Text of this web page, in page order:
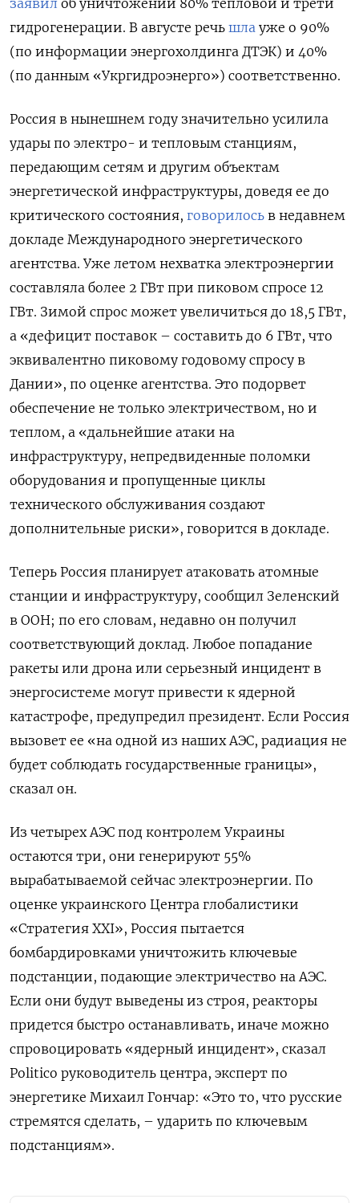
заявил об уничтожении 80% тепловой и трети
гидрогенерации. В августе речь шла уже о 90%
(по информации энергохолдинга ДТЭК) и 40%
(по данным «Укргидроэнерго») соответственно.
Россия в нынешнем году значительно усилила
удары по электро- и тепловым станциям,
передающим сетям и другим объектам
энергетической инфраструктуры, доведя ее до
критического состояния, говорилось в недавнем
докладе Международного энергетического
агентства. Уже летом нехватка электроэнергии
составляла более 2 ГВт при пиковом спросе 12
ГВт. Зимой спрос может увеличиться до 18,5 ГВт,
а «дефицит поставок – составить до 6 ГВт, что
эквивалентно пиковому годовому спросу в
Дании», по оценке агентства. Это подорвет
обеспечение не только электричеством, но и
теплом, а «дальнейшие атаки на
инфраструктуру, непредвиденные поломки
оборудования и пропущенные циклы
технического обслуживания создают
дополнительные риски», говорится в докладе.
Теперь Россия планирует атаковать атомные
станции и инфраструктуру, сообщил Зеленский
в ООН; по его словам, недавно он получил
соответствующий доклад. Любое попадание
ракеты или дрона или серьезный инцидент в
энергосистеме могут привести к ядерной
катастрофе, предупредил президент. Если Россия
вызовет ее «на одной из наших АЭС, радиация не
будет соблюдать государственные границы»,
сказал он.
Из четырех АЭС под контролем Украины
остаются три, они генерируют 55%
вырабатываемой сейчас электроэнергии. По
оценке украинского Центра глобалистики
«Стратегия ХХI», Россия пытается
бомбардировками уничтожить ключевые
подстанции, подающие электричество на АЭС.
Если они будут выведены из строя, реакторы
придется быстро останавливать, иначе можно
спровоцировать «ядерный инцидент», сказал
Politico руководитель центра, эксперт по
энергетике Михаил Гончар: «Это то, что русские
стремятся сделать, – ударить по ключевым
подстанциям».